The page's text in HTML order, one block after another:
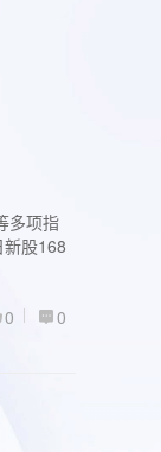
多项指
股168
0
0